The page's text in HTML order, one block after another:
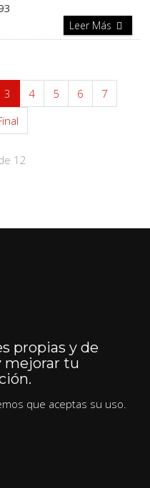
Leer Más
3 4 5 6
7
12
propias y de
mejorar tu
que aceptas su uso.